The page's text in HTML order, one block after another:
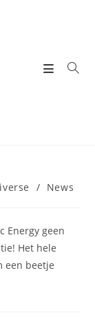
/ News
Energy geen
Het hele
een beetje